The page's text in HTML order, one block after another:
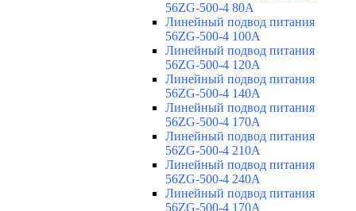
56ZG-500-4 80A
Линейный подвод питания
56ZG-500-4 100A
Линейный подвод питания
56ZG-500-4 120A
Линейный подвод питания
56ZG-500-4 140A
Линейный подвод питания
56ZG-500-4 170A
Линейный подвод питания
56ZG-500-4 210A
Линейный подвод питания
56ZG-500-4 240A
Линейный подвод питания
56ZG-500-4 170A